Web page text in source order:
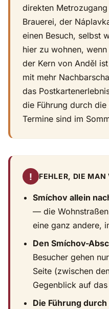
direkten
Brauerei, der
einen Besuch, selbst
hier zu wohnen,
der Kern von Anděl
mit mehr
das
die Führung durch
Termine sind im
! FEHLER, DIE MAN
Smíchov allein
— die
eine ganz andere,
Den Smíchov-
Besucher gehen
Seite (zwischen
Gegenblick auf
Die Führung